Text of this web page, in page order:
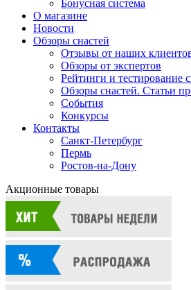
Бонусная система
О магазине
Новости
Обзоры снастей
Отзывы от наших
Обзоры от экспертов
Рейтинги и тестирование
Обзоры снастей. Статьи
События
Конкурсы
Контакты
Санкт-Петербург
Пермь
Ростов-на-Дону
Акционные товары